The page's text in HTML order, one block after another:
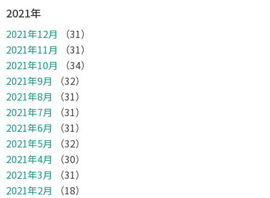
2021年
2021年12月
（31）
2021年11月
（31）
2021年10月
（34）
2021年9月
（32）
2021年8月
（31）
2021年7月
（31）
2021年6月
（31）
2021年5月
（32）
2021年4月
（30）
2021年3月
（31）
2021年2月
（18）